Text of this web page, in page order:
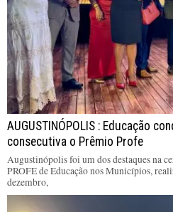
AUGUSTINÓPOLIS : Educação
consecutiva o Prêmio Profe
Augustinópolis foi um dos destaques na
PROFE de Educação nos Municípios,
dezembro,